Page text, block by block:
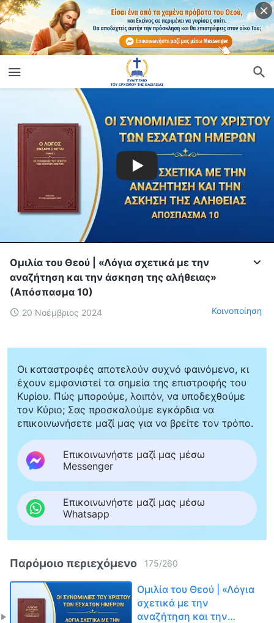
Ομιλία του Θεού | «Λόγια σχετικά με την
αναζήτηση και την άσκηση της αλήθειας»
(Απόσπασμα 10)
20 Νοέμβριος 2024 Κοινοποίηση
Οι καταστροφές αποτελούν συχνό φαινόμενο, κι
έχουν εμφανιστεί τα σημεία της επιστροφής του
Κυρίου. Πώς μπορούμε, λοιπόν, να υποδεχθούμε
τον Κύριο; Σας προσκαλούμε εγκάρδια να
επικοινωνήσετε μαζί μας για να βρείτε τον τρόπο.
Επικοινωνήστε μαζί μας μέσω
Messenger
Επικοινωνήστε μαζί μας μέσω
Whatsapp
Παρόμοιο περιεχόμενο 175/260
Ομιλία του Θεού | «Λόγια
σχετικά με την
αναζήτηση και την